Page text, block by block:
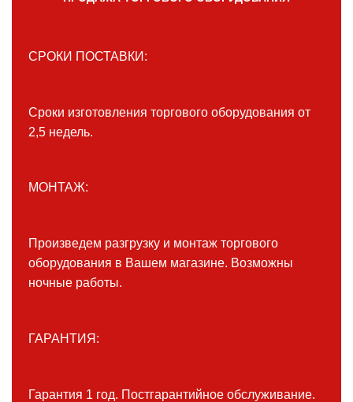
СРОКИ ПОСТАВКИ:
Сроки изготовления торгового оборудования от
2,5 недель.
МОНТАЖ:
Произведем разгрузку и монтаж торгового
оборудования в Вашем магазине. Возможны
ночные работы.
ГАРАНТИЯ:
Гарантия 1 год. Постгарантийное обслуживание.